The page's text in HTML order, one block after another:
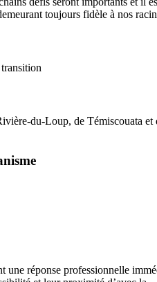
toujours fidèle à nos
du-Loup, de Témiscouata et
une réponse professionnelle